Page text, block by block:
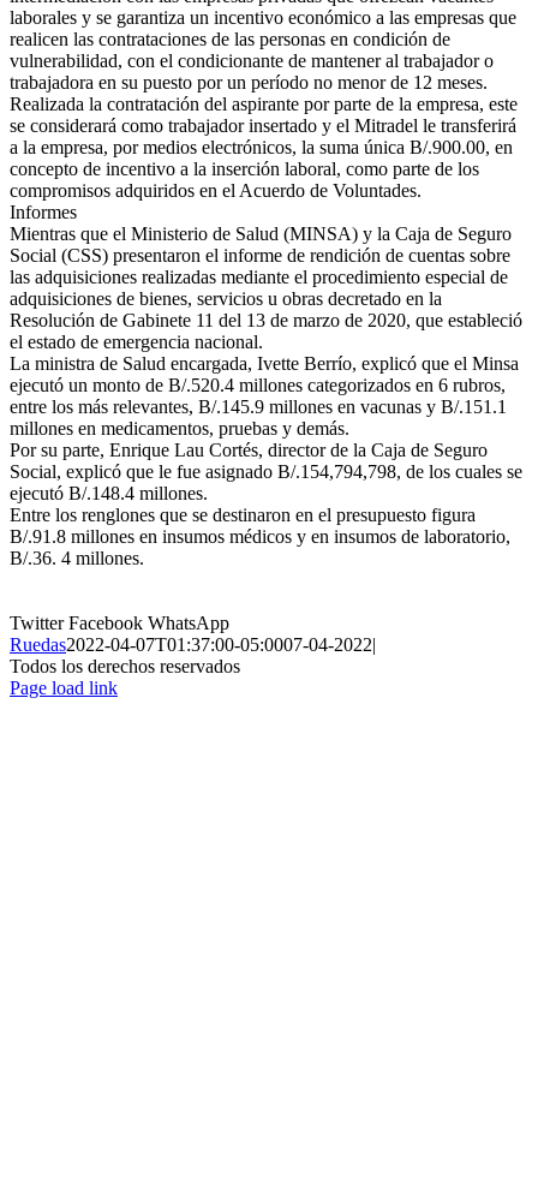
laborales y se garantiza un incentivo económico a las empresas que
realicen las contrataciones de las personas en condición de
vulnerabilidad, con el condicionante de mantener al trabajador o
trabajadora en su puesto por un período no menor de 12 meses.
Realizada la contratación del aspirante por parte de la empresa, este
se considerará como trabajador insertado y el Mitradel le transferirá
a la empresa, por medios electrónicos, la suma única B/.900.00, en
concepto de incentivo a la inserción laboral, como parte de los
compromisos adquiridos en el Acuerdo de Voluntades.
Informes
Mientras que el Ministerio de Salud (MINSA) y la Caja de Seguro
Social (CSS) presentaron el informe de rendición de cuentas sobre
las adquisiciones realizadas mediante el procedimiento especial de
adquisiciones de bienes, servicios u obras decretado en la
Resolución de Gabinete 11 del 13 de marzo de 2020, que estableció
el estado de emergencia nacional.
La ministra de Salud encargada, Ivette Berrío, explicó que el Minsa
ejecutó un monto de B/.520.4 millones categorizados en 6 rubros,
entre los más relevantes, B/.145.9 millones en vacunas y B/.151.1
millones en medicamentos, pruebas y demás.
Por su parte, Enrique Lau Cortés, director de la Caja de Seguro
Social, explicó que le fue asignado B/.154,794,798, de los cuales se
ejecutó B/.148.4 millones.
Entre los renglones que se destinaron en el presupuesto figura
B/.91.8 millones en insumos médicos y en insumos de laboratorio,
B/.36. 4 millones.
TwitterFacebook WhatsApp
Ruedas2022-04-07T01:37:00-05:0007-04-2022|
Todos los derechos reservados
Page load link